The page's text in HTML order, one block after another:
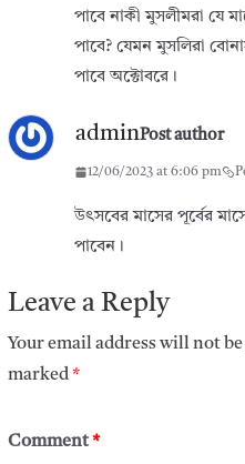
পাবে নাকী মুসলীমরা যে
পাবে? যেমন মুসলিরা
পাবে অক্টোবরে।
adminPost author
12/06/2023 at 6:06 pm
উৎসবের মাসের পূর্বের
পাবেন।
Leave a Reply
Your email address will not
marked*
Comment*